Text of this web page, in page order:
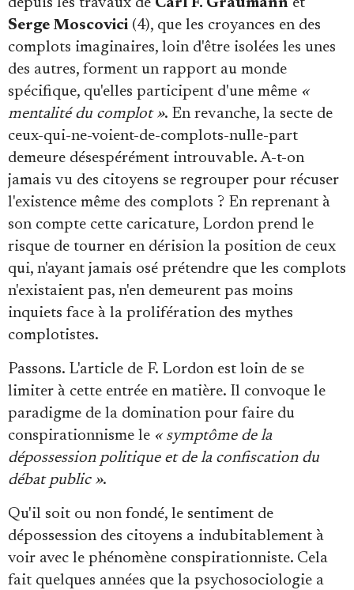
depuis les travaux de Carl F. Graumann et
Serge Moscovici (4), que les croyances en des
complots imaginaires, loin d'être isolées les unes
des autres, forment un rapport au monde
spécifique, qu'elles participent d'une même «
mentalité du complot ». En revanche, la secte de
ceux-qui-ne-voient-de-complots-nulle-part
demeure désespérément introuvable. A-t-on
jamais vu des citoyens se regrouper pour récuser
l'existence même des complots ? En reprenant à
son compte cette caricature, Lordon prend le
risque de tourner en dérision la position de ceux
qui, n'ayant jamais osé prétendre que les complots
n'existaient pas, n'en demeurent pas moins
inquiets face à la prolifération des mythes
complotistes.
Passons. L'article de F. Lordon est loin de se
limiter à cette entrée en matière. Il convoque le
paradigme de la domination pour faire du
conspirationnisme le « symptôme de la
dépossession politique et de la confiscation du
débat public ».
Qu'il soit ou non fondé, le sentiment de
dépossession des citoyens a indubitablement à
voir avec le phénomène conspirationniste. Cela
fait quelques années que la psychosociologie a